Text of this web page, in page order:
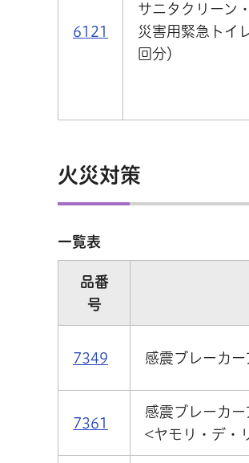
6121
サニタクリーン・
災害用緊急トイ
回分）
火災対策
一覧表
品番
号
7349 感震ブレーカー
7361
感震ブレーカ
<ヤモリ・デ・